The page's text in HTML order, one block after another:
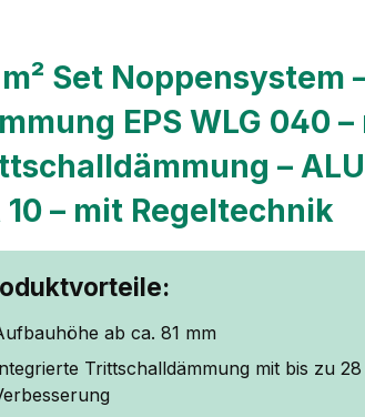
Set Noppensystem
EPS WLG 040
–
10 – mit Regeltechnik
ab ca. 81 mm
Trittschalldämmung mit bis zu 28